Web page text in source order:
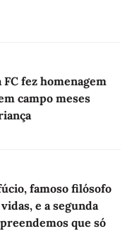
fez homenagem
campo meses
famoso filósofo
e a segunda
que só